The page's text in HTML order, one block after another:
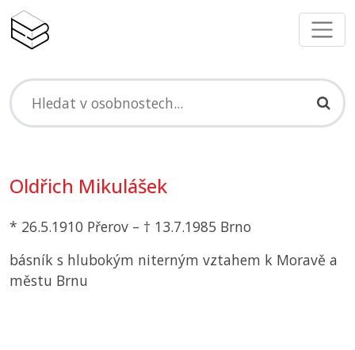
Oldřich Mikulášek
* 26.5.1910 Přerov – † 13.7.1985 Brno
básník s hlubokým niterným vztahem k Moravě a
městu Brnu